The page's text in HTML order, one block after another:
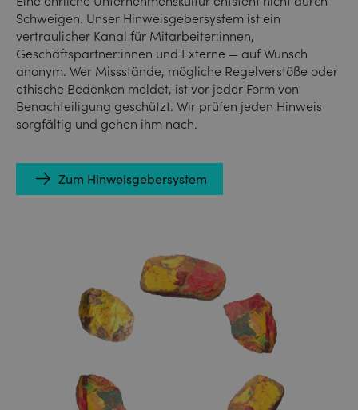
Schweigen. Unser Hinweisgebersystem ist ein
vertraulicher Kanal für Mitarbeiter:innen,
Geschäftspartner:innen und Externe — auf Wunsch
anonym. Wer Missstände, mögliche Regelverstöße oder
ethische Bedenken meldet, ist vor jeder Form von
Benachteiligung geschützt. Wir prüfen jeden Hinweis
sorgfältig und gehen ihm nach.
Zum Hinweisgebersystem